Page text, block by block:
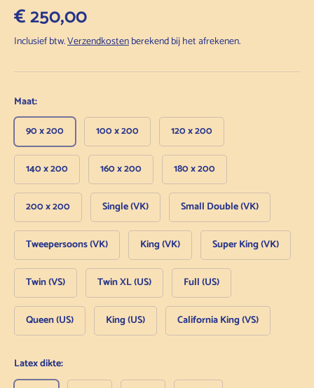
Normale prijs
€ 250,00
Inclusief btw.Verzendkostenberekend bij het afrekenen.
Maat:
90 x 200
100 x 200 120 x 200
140 x 200 160 x 200 180 x 200
200 x 200 Single (VK) Small Double (VK)
Tweepersoons (VK) King (VK) Super King (VK)
Twin (VS) Twin XL (US) Full (US)
Queen (US) King (US) California King (VS)
Latex dikte: